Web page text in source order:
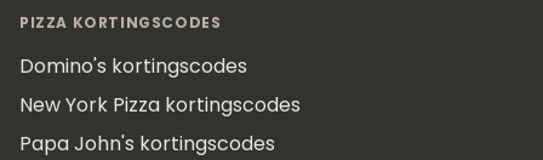
PIZZA KORTINGSCODES
Domino's kortingscodes
New York Pizza kortingscodes
Papa John's kortingscodes